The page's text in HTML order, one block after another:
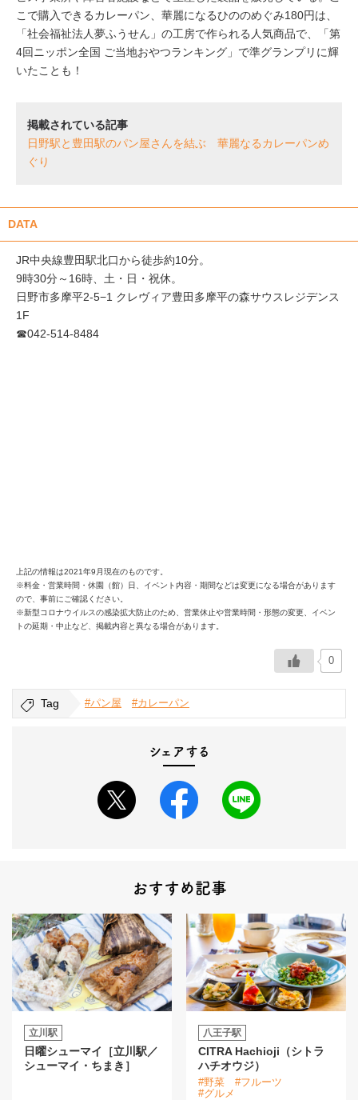
こで購入できるカレーパン、華麗になるひののめぐみ180円は、
「社会福祉法人夢ふうせん」の工房で作られる人気商品で、「第
4回ニッポン全国 ご当地おやつランキング」で準グランプリに輝
いたことも！
掲載されている記事
日野駅と豊田駅のパン屋さんを結ぶ 華麗なるカレーパンめ
ぐり
DATA
JR中央線豊田駅北口から徒歩約10分。
9時30分～16時、土・日・祝休。
日野市多摩平2-5−1 クレヴィア豊田多摩平の森サウスレジデンス
1F
☎︎042-514-8484
上記の情報は2021年9月現在のものです。
※料金・営業時間・休園（館）日、イベント内容・期間などは変更になる場合があります
ので、事前にご確認ください。
※新型コロナウイルスの感染拡大防止のため、営業休止や営業時間・形態の変更、イベン
トの延期・中止など、掲載内容と異なる場合があります。
0
Tag #パン屋 #カレーパン
シェアする
おすすめ記事
立川駅
日曜シューマイ［立川駅／
シューマイ・ちまき］
八王子駅
CITRA Hachioji（シトラ
ハチオウジ）
#野菜
#フルーツ
#グルメ